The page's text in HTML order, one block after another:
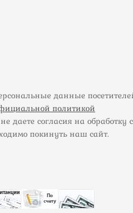
данные
политикой
даете согласия на обработку
покинуть наш сайт.